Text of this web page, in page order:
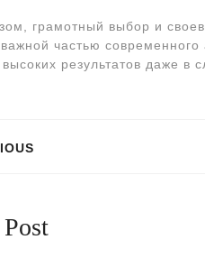
грамотный выбор и
важной частью
результатов даже в